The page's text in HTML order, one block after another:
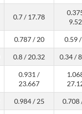
0.7 / 17.78
0.787 / 20 0.59
0.8 / 20.32 0.34 /
0.931 /
23.667
0.984 / 25 0.708